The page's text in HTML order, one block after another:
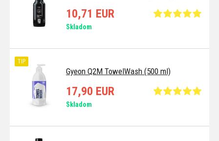
10,71 EUR
Skladom
Gyeon Q2M TowelWash (500 ml)
TIP
17,90 EUR
Skladom